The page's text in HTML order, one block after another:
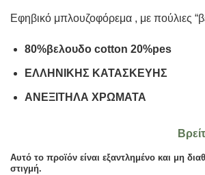
Εφηβικό μπλουζοφόρεμα , με πούλιες
80%βελουδο cotton 20%pes
ΕΛΛΗΝΙΚΗΣ ΚΑΤΑΣΚΕΥΗΣ
ΑΝΕΞΙΤΗΛΑ ΧΡΩΜΑΤΑ
Αυτό το προϊόν είναι εξαντλημένο και μη
στιγμή.